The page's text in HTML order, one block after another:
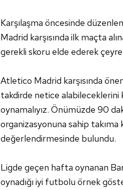
Karşılaşma öncesinde
Madrid karşısında ilk maçta
gerekli skoru elde ederek
Atletico Madrid karşısında
takdirde netice alabileceklerini
oynamalıyız. Önümüzde 90
organizasyonuna sahip takıma
değerlendirmesinde bulundu.
Ligde geçen hafta oynanan
oynadığı iyi futbolu örnek